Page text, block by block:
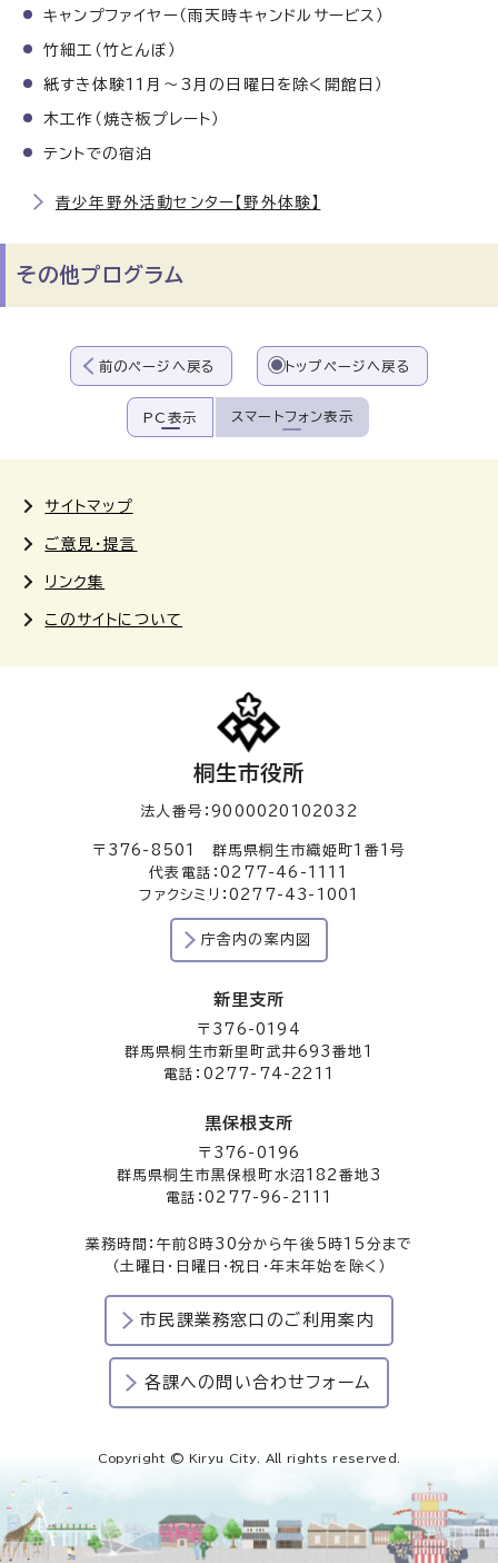
キャンプファイヤー（雨天時キャンドルサービス）
竹細工（竹とんぼ）
紙すき体験11月～3月の日曜日を除く開館日）
木工作（焼き板プレート）
テントでの宿泊
青少年野外活動センター【野外体験】
その他プログラム
前のページへ戻る トップページへ戻る
PC表示 スマートフォン表示
サイトマップ
ご意見・提言
リンク集
このサイトについて
桐生市役所
法人番号：9000020102032
〒376-8501 群馬県桐生市織姫町1番1号
代表電話：0277-46-1111
ファクシミリ：0277-43-1001
庁舎内の案内図
新里支所
〒376-0194
群馬県桐生市新里町武井693番地1
電話：0277-74-2211
黒保根支所
〒376-0196
群馬県桐生市黒保根町水沼182番地3
電話：0277-96-2111
業務時間：午前8時30分から午後5時15分まで
（土曜日・日曜日・祝日・年末年始を除く）
市民課業務窓口のご利用案内
各課への問い合わせフォーム
Copyright © Kiryu City. All rights reserved.